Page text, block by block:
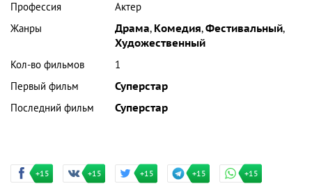
Профессия
Актер
Жанры
Драма, Комедия,Фестивальный,
Художественный
Кол-во фильмов
1
Первый фильм
Суперстар
Последний фильм
Суперстар
+15 +15 +15 +15 +15